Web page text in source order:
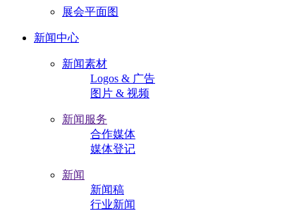
展会平面图
新闻中心
新闻素材
Logos & 广告
图片 & 视频
新闻服务
合作媒体
媒体登记
新闻
新闻稿
行业新闻